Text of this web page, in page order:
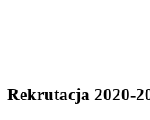
Rekrutacja 2020-